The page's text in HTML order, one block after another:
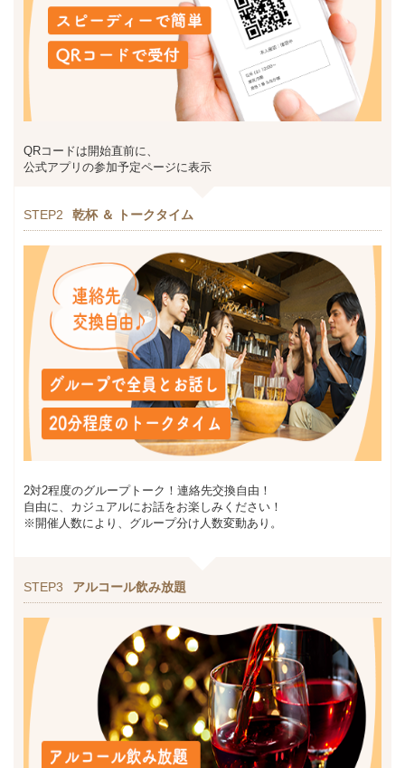
QRコードは開始直前に、
公式アプリの参加予定ページに表示
STEP2 乾杯 ＆ トークタイム
2対2程度のグループトーク！連絡先交換自由！
自由に、カジュアルにお話をお楽しみください！
※開催人数により、グループ分け人数変動あり。
STEP3 アルコール飲み放題